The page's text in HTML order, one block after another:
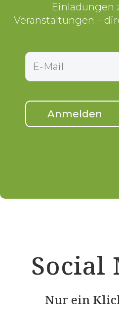
Social
Nur ein
Einladungen
Veranstaltungen –